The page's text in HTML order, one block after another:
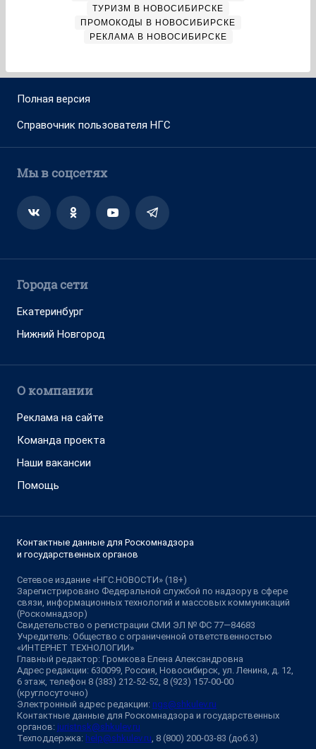
ТУРИЗМ В НОВОСИБИРСКЕ
ПРОМОКОДЫ В НОВОСИБИРСКЕ
РЕКЛАМА В НОВОСИБИРСКЕ
Полная версия
Справочник пользователя НГС
Мы в соцсетях
Города сети
Екатеринбург
Нижний Новгород
О компании
Реклама на сайте
Команда проекта
Наши вакансии
Помощь
Контактные данные для Роскомнадзора
и государственных органов
Сетевое издание «НГС.НОВОСТИ» (18+)
Зарегистрировано Федеральной службой по надзору в сфере
связи, информационных технологий и массовых коммуникаций
(Роскомнадзор)
Свидетельство о регистрации СМИ ЭЛ № ФС 77—84683
Учредитель: Общество с ограниченной ответственностью
«ИНТЕРНЕТ ТЕХНОЛОГИИ»
Главный редактор: Громкова Елена Александровна
Адрес редакции: 630099, Россия, Новосибирск, ул. Ленина, д. 12,
6 этаж, телефон 8 (383) 212-52-52, 8 (923) 157-00-00
(круглосуточно)
Электронный адрес редакции: ngs@shkulev.ru
Контактные данные для Роскомнадзора и государственных
органов: juristnsk@shkulev.ru
Техподдержка: help@shkulev.ru, 8 (800) 200-03-83 (доб.3)